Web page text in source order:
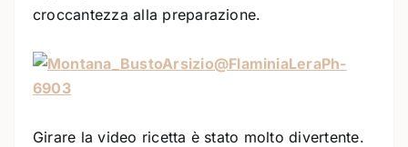
croccantezza alla preparazione.
Girare la video ricetta è stato molto divertente.